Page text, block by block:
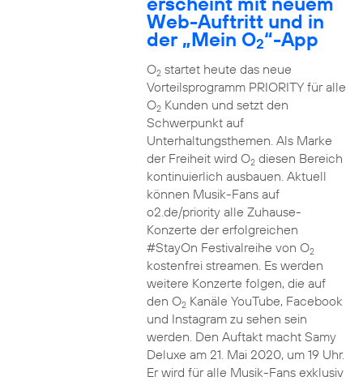
Web-Auftritt und in
der „Mein O2“-App
O2startet heute das neue
Vorteilsprogramm PRIORITY für alle
O2Kunden und setzt den
Schwerpunkt auf
Unterhaltungsthemen. Als Marke
der Freiheit wird O2diesen Bereich
kontinuierlich ausbauen. Aktuell
können Musik-Fans auf
o2.de/priority alle Zuhause-
Konzerte der erfolgreichen
#StayOn Festivalreihe von O2
kostenfrei streamen. Es werden
weitere Konzerte folgen, die auf
den O2Kanäle YouTube, Facebook
und Instagram zu sehen sein
werden. Den Auftakt macht Samy
Deluxe am 21. Mai 2020, um 19 Uhr.
Er wird für alle Musik-Fans exklusiv